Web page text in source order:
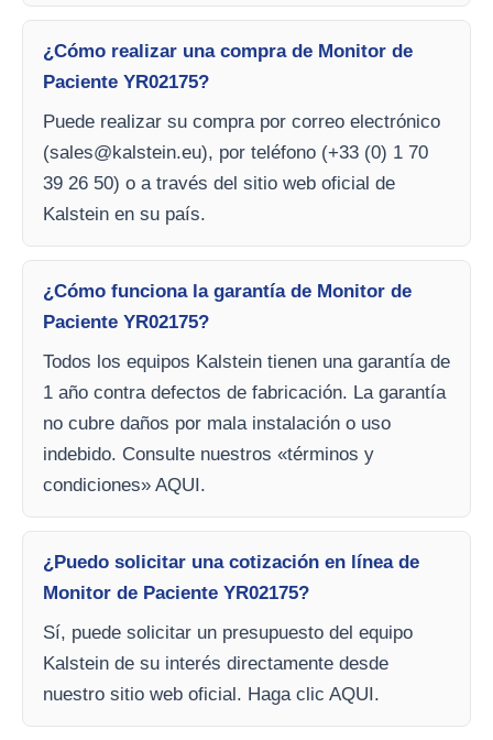
¿Cómo realizar una compra de Monitor de
Paciente YR02175?
Puede realizar su compra por correo electrónico
(sales@kalstein.eu), por teléfono (+33 (0) 1 70
39 26 50) o a través del sitio web oficial de
Kalstein en su país.
¿Cómo funciona la garantía de Monitor de
Paciente YR02175?
Todos los equipos Kalstein tienen una garantía de
1 año contra defectos de fabricación. La garantía
no cubre daños por mala instalación o uso
indebido. Consulte nuestros «términos y
condiciones» AQUI.
¿Puedo solicitar una cotización en línea de
Monitor de Paciente YR02175?
Sí, puede solicitar un presupuesto del equipo
Kalstein de su interés directamente desde
nuestro sitio web oficial. Haga clic AQUI.